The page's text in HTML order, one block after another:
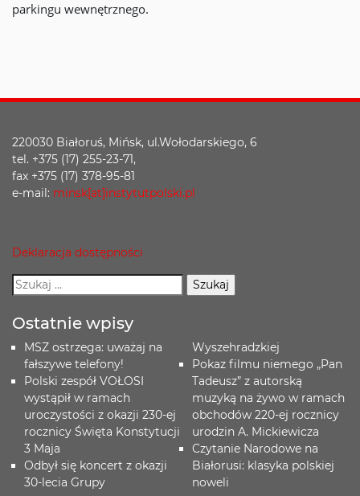
parkingu wewnętrznego.
220030 Białoruś, Mińsk, ul.Wołodarskiego, 6
tel. +375 (17) 255-23-71,
fax +375 (17) 378-95-81
e-mail: minsk[at]instytutpolski.pl
Deklaracja dostępności
Ostatnie wpisy
MSZ ostrzega: uważaj na
fałszywe telefony!
Polski zespół VOŁOSI
wystąpił w ramach
uroczystości z okazji 230-ej
rocznicy Święta Konstytucji
3 Maja
Odbył się koncert z okazji
30-lecia Grupy
Wyszehradzkiej
Pokaz filmu niemego „Pan
Tadeusz” z autorską
muzyką na żywo w ramach
obchodów 220-ej rocznicy
urodzin A. Mickiewicza
Czytanie Narodowe na
Białorusi: klasyka polskiej
noweli